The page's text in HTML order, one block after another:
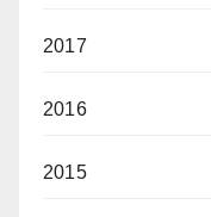
2017
2016
2015